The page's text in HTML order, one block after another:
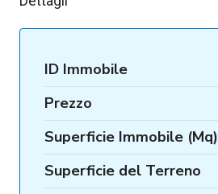
ID Immobile
Prezzo
Superficie Immobile (Mq)
Superficie del Terreno